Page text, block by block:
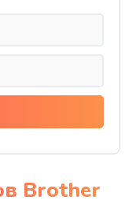
Brother
Brother